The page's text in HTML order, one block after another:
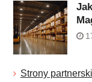
Strony partnerski